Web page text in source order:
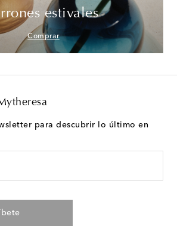
estivales
Comprar
para descubrir lo último en